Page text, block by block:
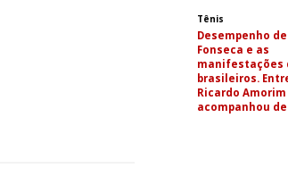
Tênis
Desempenho de
Fonseca e as
manifestações
brasileiros.
Ricardo Amorim
acompanhou